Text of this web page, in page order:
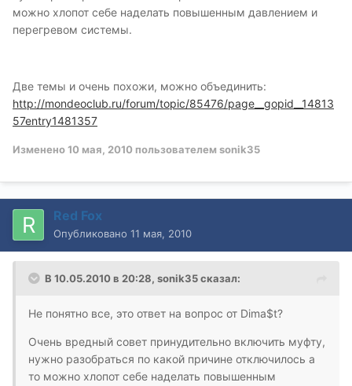
можно хлопот себе наделать повышенным давлением и
перегревом системы.
Две темы и очень похожи, можно объединить:
http://mondeoclub.ru/forum/topic/85476/page__gopid__14813
57entry1481357
Изменено10 мая, 2010 пользователем sonik35
Red Fox
Опубликовано 11 мая, 2010
В 10.05.2010 в 20:28, sonik35 сказал:
Не понятно все, это ответ на вопрос от Dima$t?
Очень вредный совет принудительно включить муфту,
нужно разобраться по какой причине отключилось а
то можно хлопот себе наделать повышенным